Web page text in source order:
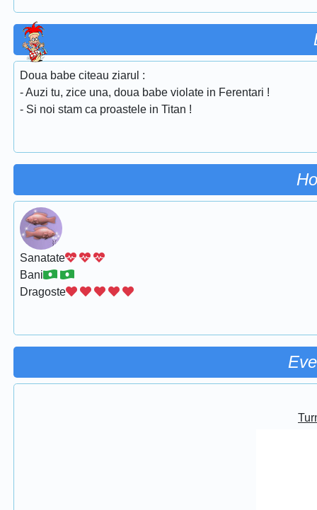
Doua babe citeau ziarul :
- Auzi tu, zice una, doua babe violate in Ferentari !
- Si noi stam ca proastele in Titan !
Sanatate
Bani
Dragoste